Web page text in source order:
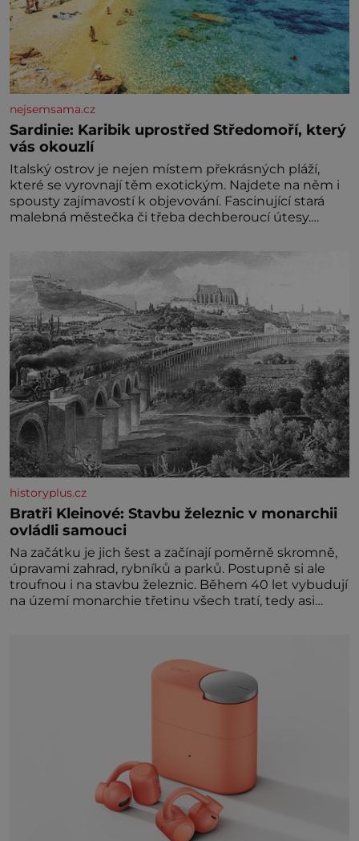
nejsemsama.cz
Sardinie: Karibik uprostřed Středomoří, který
vás okouzlí
Italský ostrov je nejen místem překrásných pláží,
které se vyrovnají těm exotickým. Najdete na něm i
spousty zajímavostí k objevování. Fascinující stará
malebná městečka či třeba dechberoucí útesy.
jedné třetiny České republiky vás ohromí nejen
svými plážemi s bílým pískem jako v Karibiku, ale i
divokou krajinou, také bohatou historií i
luxusem.Zjistěte,
historyplus.cz
Bratři Kleinové: Stavbu železnic v monarchii
ovládli samouci
Na začátku je jich šest a začínají poměrně skromně,
úpravami zahrad, rybníků a parků. Postupně si ale
troufnou i na stavbu železnic. Během 40 let vybudují
na území monarchie třetinu všech tratí, tedy asi